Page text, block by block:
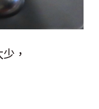
，